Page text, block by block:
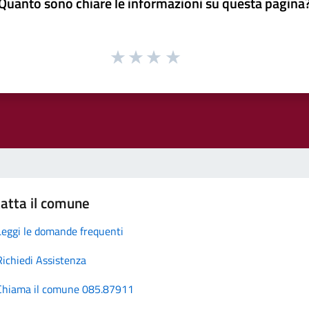
il comune
le domande frequenti
Assistenza
il comune 085.87911